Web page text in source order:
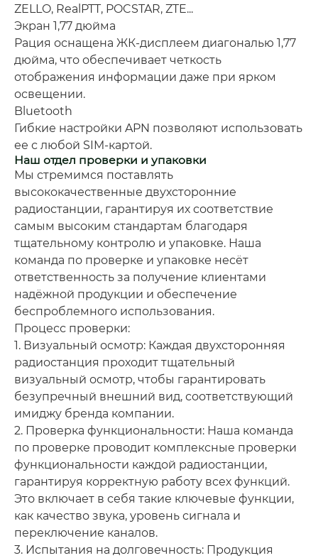
ZELLO, RealPTT, POCSTAR, ZTE...
Экран 1,77 дюйма
Рация оснащена ЖК-дисплеем диагональю 1,77
дюйма, что обеспечивает четкость
отображения информации даже при ярком
освещении.
Bluetooth
Гибкие настройки APN позволяют использовать
ее с любой SIM-картой.
Наш отдел проверки и упаковки
Мы стремимся поставлять
высококачественные двухсторонние
радиостанции, гарантируя их соответствие
самым высоким стандартам благодаря
тщательному контролю и упаковке. Наша
команда по проверке и упаковке несёт
ответственность за получение клиентами
надёжной продукции и обеспечение
беспроблемного использования.
Процесс проверки:
1. Визуальный осмотр: Каждая двухсторонняя
радиостанция проходит тщательный
визуальный осмотр, чтобы гарантировать
безупречный внешний вид, соответствующий
имиджу бренда компании.
2. Проверка функциональности: Наша команда
по проверке проводит комплексные проверки
функциональности каждой радиостанции,
гарантируя корректную работу всех функций.
Это включает в себя такие ключевые функции,
как качество звука, уровень сигнала и
переключение каналов.
3. Испытания на долговечность: Продукция